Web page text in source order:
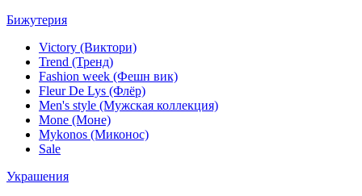
Бижутерия
Victory (Виктори)
Trend (Тренд)
Fashion week (Фешн вик)
Fleur De Lys (Флёр)
Men's style (Мужская коллекция)
Mone (Моне)
Mykonos (Миконос)
Sale
Украшения